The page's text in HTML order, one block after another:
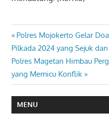
Navigasi
pos
Previous
Post:
Polres Mojokerto Gelar
Pilkada 2024 yang Sejuk
Next
Post:
Polres Magetan Himbau
yang Memicu Konflik
MENU